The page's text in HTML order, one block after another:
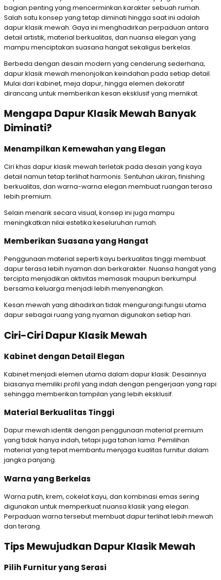
bagian penting yang mencerminkan karakter sebuah rumah.
Salah satu konsep yang tetap diminati hingga saat ini adalah
dapur klasik mewah. Gaya ini menghadirkan perpaduan antara
detail artistik, material berkualitas, dan nuansa elegan yang
mampu menciptakan suasana hangat sekaligus berkelas.
Berbeda dengan desain modern yang cenderung sederhana,
dapur klasik mewah menonjolkan keindahan pada setiap detail.
Mulai dari kabinet, meja dapur, hingga elemen dekoratif
dirancang untuk memberikan kesan eksklusif yang memikat.
Mengapa Dapur Klasik Mewah Banyak
Diminati?
Menampilkan Kemewahan yang Elegan
Ciri khas dapur klasik mewah terletak pada desain yang kaya
detail namun tetap terlihat harmonis. Sentuhan ukiran, finishing
berkualitas, dan warna-warna elegan membuat ruangan terasa
lebih premium.
Selain menarik secara visual, konsep ini juga mampu
meningkatkan nilai estetika keseluruhan rumah.
Memberikan Suasana yang Hangat
Penggunaan material seperti kayu berkualitas tinggi membuat
dapur terasa lebih nyaman dan berkarakter. Nuansa hangat yang
tercipta menjadikan aktivitas memasak maupun berkumpul
bersama keluarga menjadi lebih menyenangkan.
Kesan mewah yang dihadirkan tidak mengurangi fungsi utama
dapur sebagai ruang yang nyaman digunakan setiap hari.
Ciri-Ciri Dapur Klasik Mewah
Kabinet dengan Detail Elegan
Kabinet menjadi elemen utama dalam dapur klasik. Desainnya
biasanya memiliki profil yang indah dengan pengerjaan yang rapi
sehingga memberikan tampilan yang lebih eksklusif.
Material Berkualitas Tinggi
Dapur mewah identik dengan penggunaan material premium
yang tidak hanya indah, tetapi juga tahan lama. Pemilihan
material yang tepat membantu menjaga kualitas furnitur dalam
jangka panjang.
Warna yang Berkelas
Warna putih, krem, cokelat kayu, dan kombinasi emas sering
digunakan untuk memperkuat nuansa klasik yang elegan.
Perpaduan warna tersebut membuat dapur terlihat lebih mewah
dan terang.
Tips Mewujudkan Dapur Klasik Mewah
Pilih Furnitur yang Serasi